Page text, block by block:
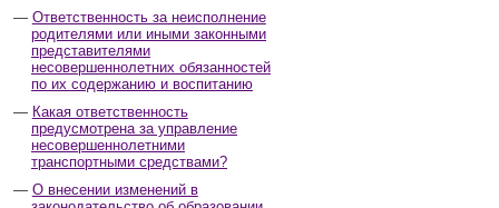
Ответственность за неисполнение
родителями или иными законными
представителями
несовершеннолетних обязанностей
по их содержанию и воспитанию
Какая ответственность
предусмотрена за управление
несовершеннолетними
транспортными средствами?
О внесении изменений в